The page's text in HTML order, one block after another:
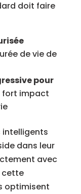
doit faire
de vie de
pour
fort impact
intelligents
dans leur
avec
cette
optimisent